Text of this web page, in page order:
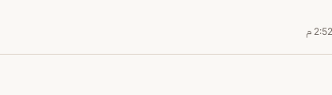
2:52 م